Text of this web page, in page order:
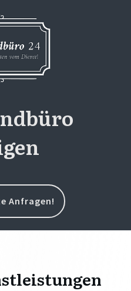
Anfragen!